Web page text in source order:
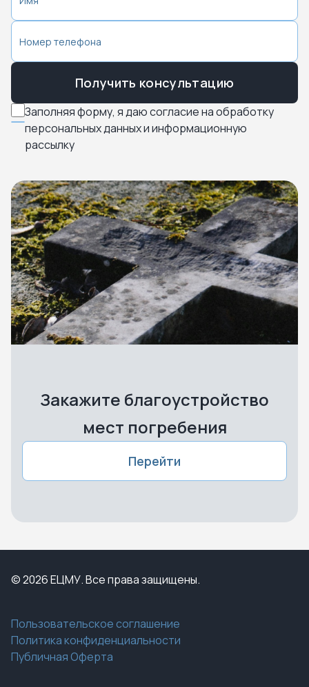
Заполняя форму, я даю согласие на обработку
персональных данных и информационную
рассылку
Получить консультацию
Закажите благоустройство
мест погребения
Перейти
© 2026 ЕЦМУ. Все права защищены.
Пользовательское соглашение
Политика конфиденциальности
Публичная Оферта